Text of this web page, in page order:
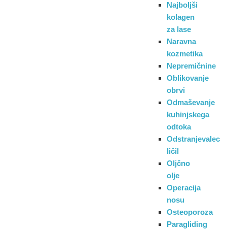
Najboljši
kolagen
za lase
Naravna
kozmetika
Nepremičnine
Oblikovanje
obrvi
Odmaševanje
kuhinjskega
odtoka
Odstranjevalec
ličil
Oljčno
olje
Operacija
nosu
Osteoporoza
Paragliding